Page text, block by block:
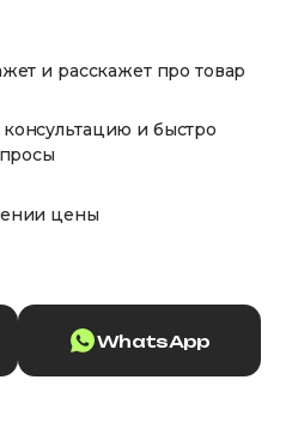
и расскажет про товар
и быстро
цены
WhatsApp